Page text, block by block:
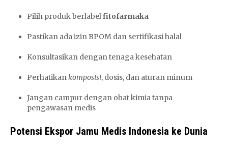
Pilih produk berlabelfitofarmaka
Pastikan ada izin BPOM dan sertifikasi halal
Konsultasikan dengan tenaga kesehatan
Perhatikankomposisi, dosis, dan aturan minum
Jangan campur dengan obat kimia tanpa
pengawasan medis
Potensi Ekspor Jamu Medis Indonesia ke Dunia